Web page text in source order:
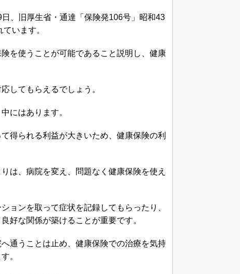
、旧厚生省・通達「保険発106号」昭和43
います。
を使うことが可能であること説明し、健康
してもらえるでしょう。
にはあります。
得られる利益が大きいため、健康保険の利
は、病院を変え、問題なく健康保険を使え
ョンを取って症状を記録してもらったり、
好な関係が築けることが重要です。
通うことは止め、健康保険での治療を気持
。